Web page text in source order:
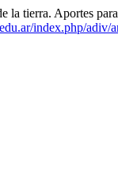
la tierra. Aportes
index.php/adiv/